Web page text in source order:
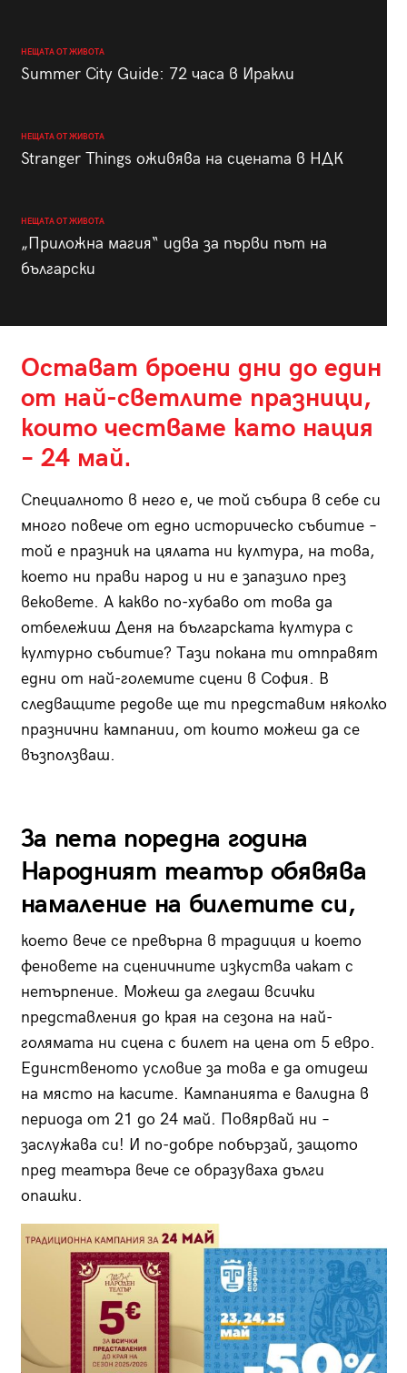
НЕЩАТА ОТ ЖИВОТА
Summer City Guide: 72 часа в Иракли
НЕЩАТА ОТ ЖИВОТА
Stranger Things оживява на сцената в НДК
НЕЩАТА ОТ ЖИВОТА
„Приложна магия“ идва за първи път на
български
Остават броени дни до един
от най-светлите празници,
които честваме като нация
– 24 май.
Специалното в него е, че той събира в себе си
много повече от едно историческо събитие –
той е празник на цялата ни култура, на това,
което ни прави народ и ни е запазило през
вековете. А какво по-хубаво от това да
отбележиш Деня на българската култура с
културно събитие? Тази покана ти отправят
едни от най-големите сцени в София. В
следващите редове ще ти представим няколко
празнични кампании, от които можеш да се
възползваш.
За пета поредна година
Народният театър обявява
намаление на билетите си,
което вече се превърна в традиция и което
феновете на сценичните изкуства чакат с
нетърпение. Можеш да гледаш всички
представления до края на сезона на най-
голямата ни сцена с билет на цена от 5 евро.
Единственото условие за това е да отидеш
на място на касите. Кампанията е валидна в
периода от 21 до 24 май. Повярвай ни –
заслужава си! И по-добре побързай, защото
пред театъра вече се образуваха дълги
опашки.